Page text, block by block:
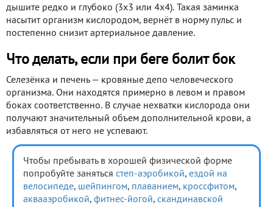
дышите редко и глубоко (3х3 или 4х4). Такая заминка
насытит организм кислородом, вернёт в норму пульс и
постепенно снизит артериальное давление.
Что делать, если при беге болит бок
Селезёнка и печень — кровяные депо человеческого
организма. Они находятся примерно в левом и правом
боках соответственно. В случае нехватки кислорода они
получают значительный объем дополнительной крови, а
избавляться от него не успевают.
Чтобы пребывать в хорошей физической форме
попробуйте заняться степ-аэробикой, ездой на
велосипеде, шейпингом, плаванием, кроссфитом,
аквааэробикой, фитнес-йогой, скандинавской